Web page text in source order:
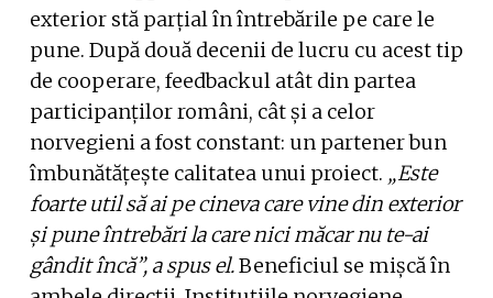
exterior stă parțial în întrebările pe care le
pune. După două decenii de lucru cu acest tip
de cooperare, feedbackul atât din partea
participanților români, cât și a celor
norvegieni a fost constant: un partener bun
îmbunătățește calitatea unui proiect. „Este
foarte util să ai pe cineva care vine din exterior
și pune întrebări la care nici măcar nu te-ai
gândit încă”, a spus el.Beneficiul se mișcă în